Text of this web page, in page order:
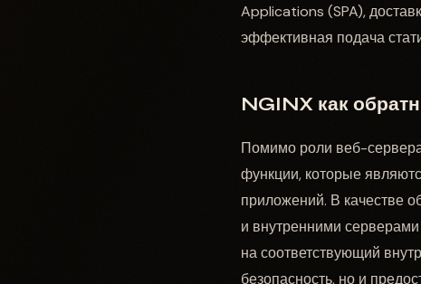
Applications (SPA),
эффективная подача
NGINX как
Помимо роли веб-
функции, которые
приложений. В качестве
и внутренними
на соответствующий
безопасность, но и